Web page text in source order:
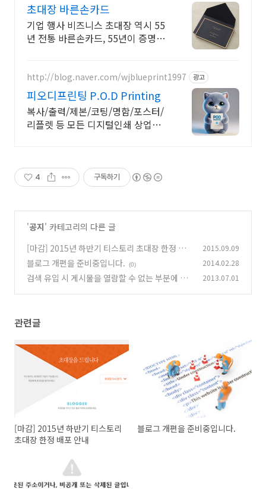
초대장 바른손카드
기업 행사 비즈니스 초대장 역시 55
년 전통 바른손카드, 55년이 증명하
http://blog.naver.com/wjblueprint1997 광고
피오디프린팅 P.O.D Printing
복사/출력/제본/코팅/명함/포스터/
리플렛 등 모든 디지털인쇄 상업인
4 구독하기
'공지' 카테고리의 다른 글
[마감] 2015년 하반기 티스토리 초대장 한정 배
포 안내
(52)
2015.09.09
블로그 개편을 준비중입니다. (0) 2014.02.28
검색 유입 시 게시물을 열람할 수 없는 부분에 관
2013.07.01
관련글
[마감] 2015년 하반기 티스토리
초대장 한정 배포 안내
블로그 개편을 준비중입니다.